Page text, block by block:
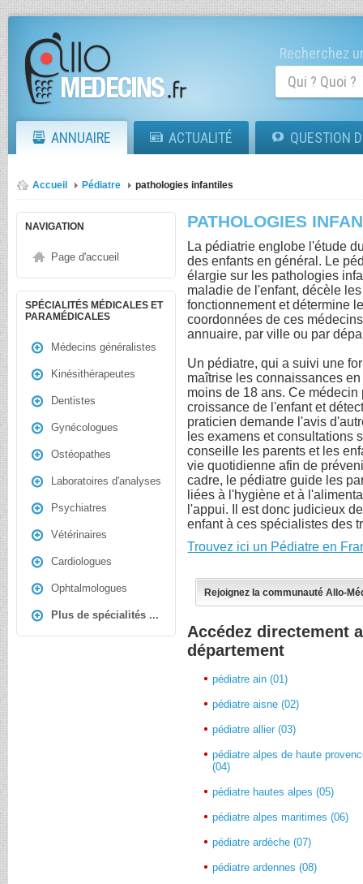
Recherchez
ANNUAIRE ACTUALITÉ QUESTION
Accueil Pédiatre pathologies infantiles
NAVIGATION
Page d'accueil
SPÉCIALITÉS MÉDICALES ET
PARAMÉDICALES
Médecins généralistes
Kinésithérapeutes
Dentistes
Gynécologues
Ostéopathes
Laboratoires d'analyses
Psychiatres
Vétérinaires
Cardiologues
Ophtalmologues
Plus de spécialités ...
PATHOLOGIES
La pédiatrie englobe l'étude
des enfants en général. Le
élargie sur les pathologies
maladie de l'enfant, décèle
fonctionnement et détermine
coordonnées de ces
annuaire, par ville ou par
Un pédiatre, qui a suivi une
maîtrise les connaissances
moins de 18 ans. Ce
croissance de l'enfant et
praticien demande l'avis
les examens et consultations
conseille les parents et les
vie quotidienne afin de
cadre, le pédiatre guide les
liées à l'hygiène et à
l'appui. Il est donc judicieux
enfant à ces spécialistes des
Trouvez ici un Pédiatre en
Rejoignez la communauté Allo-
Accédez directement
département
pédiatre ain (01)
pédiatre aisne (02)
pédiatre allier (03)
pédiatre alpes de haute
(04)
pédiatre hautes alpes (05)
pédiatre alpes maritimes (06)
pédiatre ardèche (07)
pédiatre ardennes (08)